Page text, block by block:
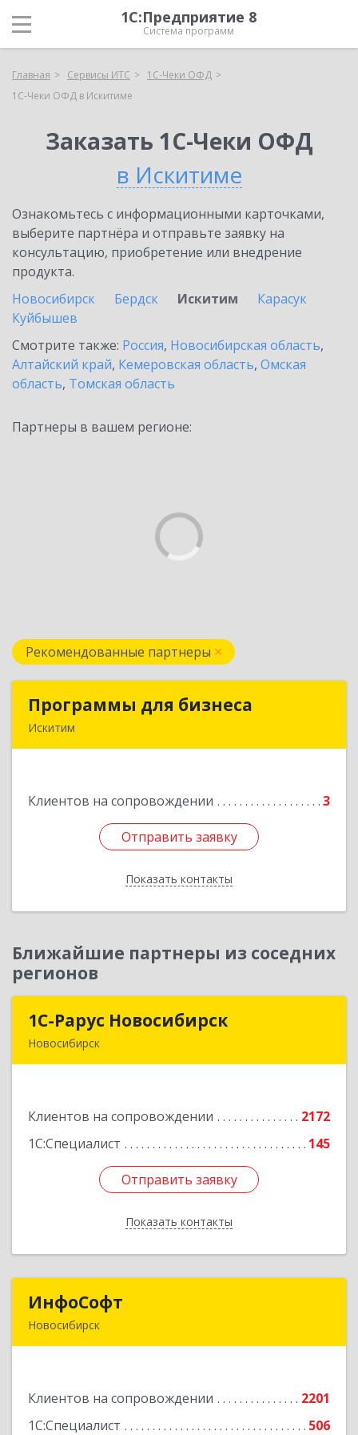
1С:Предприятие 8
Система программ
Главная Сервисы ИТС
1С-Чеки ОФД
1С-Чеки ОФД в Искитиме
Заказать 1С-Чеки ОФД
в Искитиме
Ознакомьтесь с информационными карточками,
выберите партнёра и отправьте заявку на
консультацию, приобретение или внедрение
продукта.
Новосибирск
Бердск Искитим
Карасук
Куйбышев
Смотрите также: Россия, Новосибирская область,
Алтайский край, Кемеровская область, Омская
область, Томская область
Партнеры в вашем регионе:
Рекомендованные партнеры
Программы для бизнеса
Искитим
Клиентов на сопровождении 3
Отправить заявку
Показать контакты
Программы для бизнеса
Отправить заявку
Назад
Ближайшие партнеры из соседних
регионов
1С-Рарус Новосибирск
Новосибирск
Клиентов на сопровождении
2172
1С:Специалист
145
Отправить заявку
Показать контакты
1С-Рарус Новосибирск
Подробнее
Отправить заявку
Назад
ИнфоСофт
Новосибирск
Клиентов на сопровождении
2201
1С:Специалист
506
Подробнее